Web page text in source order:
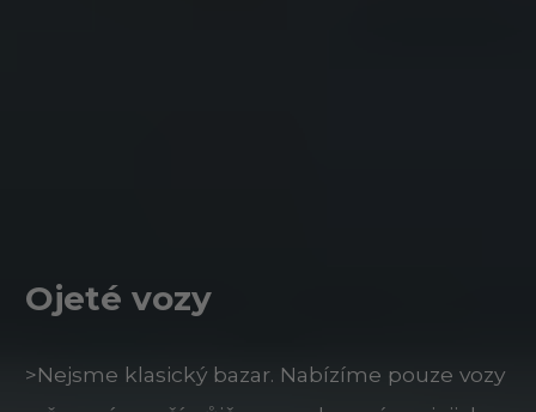
Ojeté vozy
>Nejsme klasický bazar. Nabízíme pouze vozy